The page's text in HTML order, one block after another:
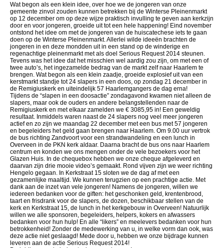
Wat begon als een klein idee, over hoe we de jongeren van onze
gemeente zinvol zouden kunnen betrekken bij de Winterse Pleinenmarkt
op 12 december om op deze wijze praktisch invulling te geven aan kerkzijn
door en voor jongeren, groeide uit tot een hele happening! Eind november
ontstond het idee om met de jongeren van de huiscatechese iets te gaan
doen op de Winterse Pleinenmarkt. Allerlei wilde ideeën brachten de
jongeren in en deze mondden uit in een stand op de winderige en
regenachtige pleinenmarkt met als doel Serious Request 2014 steunen.
Tevens was het idee dat het misschien wel aardig zou zijn, om met een of
twee auto’s, het ingezamelde bedrag van de markt zelf naar Haarlem te
brengen. Wat begon als een klein zaadje, groeide explosief uit van een
kerstmarkt standje tot 24 slapers in een doos, op zondag 21 december in
de Remigiuskerk en uiteindelijk 57 Haarlemgangers de dag erna!
Tijdens de “slapen in een doosactie” zondagavond kwamen niet alleen de
slapers, maar ook de ouders en andere belangstellenden naar de
Remigiuskerk en met elkaar zamelden we € 3085,95 in! Een geweldig
resultaat. Inmiddels waren naast de 24 slapers nog veel meer jongeren
actief en zo zijn we maandag 22 december met een bus met 57 jongeren
en begeleiders het geld gaan brengen naar Haarlem. Om 9.00 uur vertrok
de bus richting Zandvoort voor een strandwandeling en een lunch in
Overveen in de PKN kerk aldaar. Daarna bracht de bus ons naar Haarlem
centrum en konden we ons mengen onder de vele bezoekers voor het
Glazen Huis. In de chequebox hebben we onze cheque afgeleverd en
daarvan zijn drie mooie video’s gemaakt. Rond vijven zijn we weer richting
Hengelo gegaan. In Kerkstraat 15 sloten we de dag af met een
gezamenlijke maaltijd. We kunnen terugzien op een prachtige actie. Met
dank aan de inzet van vele jongeren! Namens de jongeren, willen we
iedereen bedanken voor de giften: het geschonken geld, krentenbrood,
taart en frisdrank voor de slapers, de dozen, beschikbaar stellen van de
kerk en Kerkstraat 15, de lunch in het kerkgebouw in Overveen! Natuurlijk
willen we alle sponsoren, begeleiders, helpers, kokers en afwassers
bedanken voor hun hulp! En alle “likers” en meelevers bedanken voor hun
betrokkenheid! Zonder de medewerking van u, in welke vorm dan ook, was
deze actie niet geslaagd! Mede door u, hebben we onze bijdrage kunnen
leveren aan de actie Serious Request 2014!